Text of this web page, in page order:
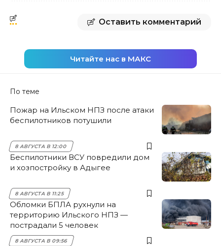
Оставить комментарий
Читайте нас в МАКС
По теме
Пожар на Ильском НПЗ после атаки
беспилотников потушили
8 АВГУСТА В 12:00
Беспилотники ВСУ повредили дом
и хозпостройку в Адыгее
8 АВГУСТА В 11:25
Обломки БПЛА рухнули на
территорию Ильского НПЗ —
пострадали 5 человек
8 АВГУСТА В 09:56